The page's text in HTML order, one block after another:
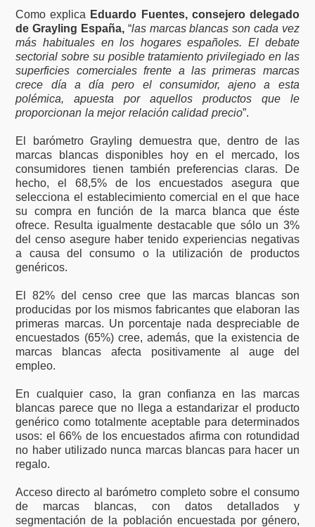
Como explica Eduardo Fuentes, consejero delegado
de Grayling España, “las marcas blancas son cada vez
más habituales en los hogares españoles. El debate
sectorial sobre su posible tratamiento privilegiado en las
superficies comerciales frente a las primeras marcas
crece día a día pero el consumidor, ajeno a esta
polémica, apuesta por aquellos productos que le
proporcionan la mejor relación calidad precio”.
El barómetro Grayling demuestra que, dentro de las
marcas blancas disponibles hoy en el mercado, los
consumidores tienen también preferencias claras. De
hecho, el 68,5% de los encuestados asegura que
selecciona el establecimiento comercial en el que hace
su compra en función de la marca blanca que éste
ofrece. Resulta igualmente destacable que sólo un 3%
del censo asegure haber tenido experiencias negativas
a causa del consumo o la utilización de productos
genéricos.
El 82% del censo cree que las marcas blancas son
producidas por los mismos fabricantes que elaboran las
primeras marcas. Un porcentaje nada despreciable de
encuestados (65%) cree, además, que la existencia de
marcas blancas afecta positivamente al auge del
empleo.
En cualquier caso, la gran confianza en las marcas
blancas parece que no llega a estandarizar el producto
genérico como totalmente aceptable para determinados
usos: el 66% de los encuestados afirma con rotundidad
no haber utilizado nunca marcas blancas para hacer un
regalo.
Acceso directo al barómetro completo sobre el consumo
de marcas blancas, con datos detallados y
segmentación de la población encuestada por género,